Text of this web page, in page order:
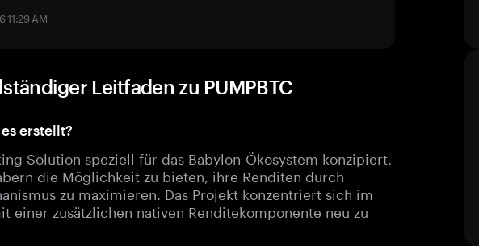
AM
Leitfaden zu PUMPBTC
erstellt?
Solution speziell für das Babylon-Ökosystem konzipiert.
die Möglichkeit zu bieten, ihre Renditen durch
zu maximieren. Das Projekt konzentriert sich im
einer zusätzlichen nativen Renditekomponente neu zu